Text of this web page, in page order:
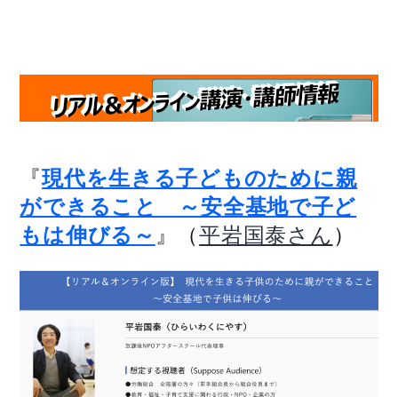
『現代を生きる子どものために親
ができること ～安全基地で子ど
もは伸びる～ 』（平岩国泰さん ）